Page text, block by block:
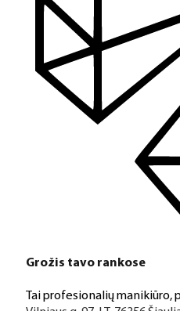
Grožis tavo rankose
Tai profesionalių